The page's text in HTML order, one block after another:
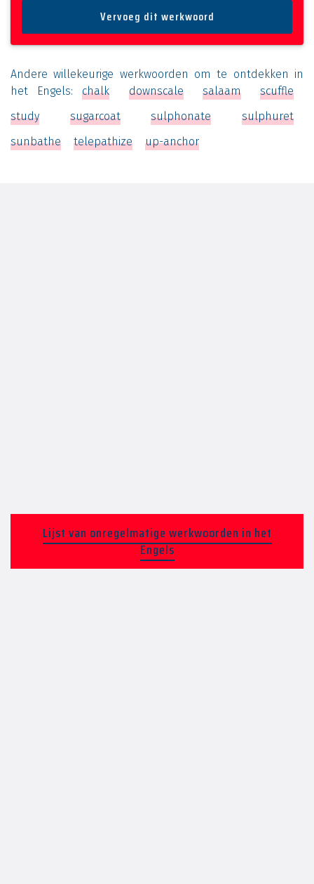
Andere willekeurige werkwoorden om te ontdekken in
het Engels:chalk downscale salaam
scuffle
study
sugarcoat sulphonate
sulphuret
sunbathe
telepathize up-anchor
Lijst van onregelmatige werkwoorden in het
Engels